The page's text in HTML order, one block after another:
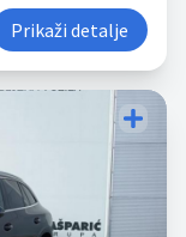
Prikaži detalje